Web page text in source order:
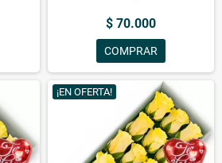
$ 70.000
COMPRAR
¡EN OFERTA!